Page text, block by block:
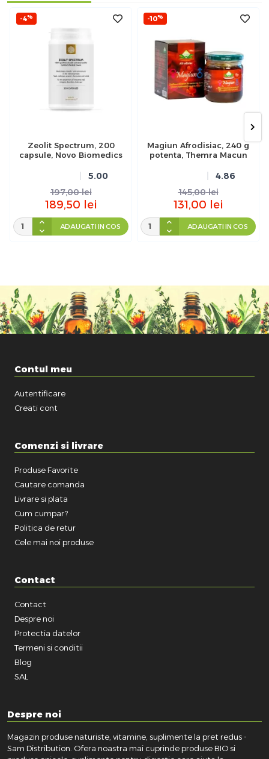
-4%
Zeolit Spectrum, 200
capsule, Novo Biomedics
5.00
197,00 lei
189,50 lei
ADAUGATI IN COS
-10%
Magiun Afrodisiac, 240 g
potenta, Themra Macun
4.86
145,00 lei
131,00 lei
ADAUGATI IN COS
Contul meu
Autentificare
Creati cont
Comenzi si livrare
Produse Favorite
Cautare comanda
Livrare si plata
Cum cumpar?
Politica de retur
Cele mai noi produse
Contact
Contact
Despre noi
Protectia datelor
Termeni si conditii
Blog
SAL
Despre noi
Magazin produse naturiste, vitamine, suplimente la pret redus -
Sam Distribution. Ofera noastra mai cuprinde produse BIO si